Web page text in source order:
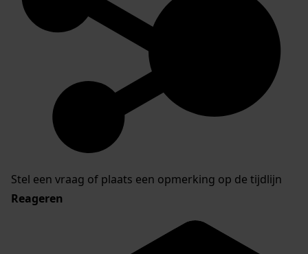
Stel een vraag of plaats een opmerking op de tijdlijn
Reageren